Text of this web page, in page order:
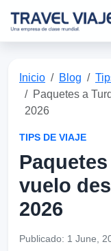
Inicio Blog
Paquetes a
2026
TIPS DE VIAJE
vuelo
2026
Publicado: 1 June,